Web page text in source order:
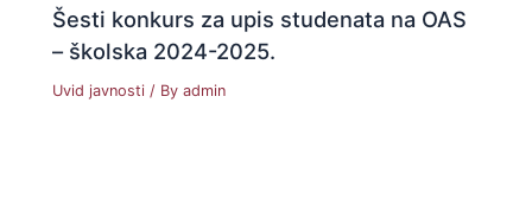
Šesti konkurs za upis studenata na OAS
– školska 2024-2025.
Uvid javnosti / Byadmin